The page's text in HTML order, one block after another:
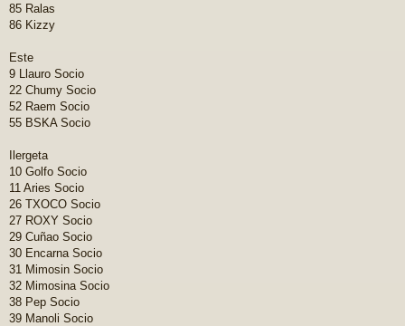
85 Ralas
86 Kizzy
Este
9 Llauro Socio
22 Chumy Socio
52 Raem Socio
55 BSKA Socio
Ilergeta
10 Golfo Socio
11 Aries Socio
26 TXOCO Socio
27 ROXY Socio
29 Cuñao Socio
30 Encarna Socio
31 Mimosin Socio
32 Mimosina Socio
38 Pep Socio
39 Manoli Socio